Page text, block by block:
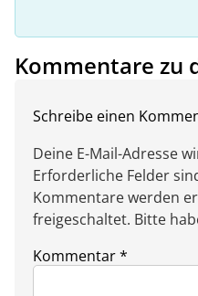
Kommentare zu
Schreibe einen
Deine E-Mail-Adresse
Erforderliche Felder
Kommentare werden
freigeschaltet. Bitte
Kommentar*